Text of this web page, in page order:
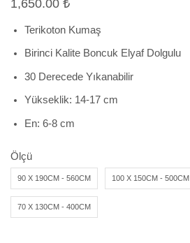
1,650.00 ₺
Terikoton Kumaş
Birinci Kalite Boncuk Elyaf Dolgulu
30 Derecede Yıkanabilir
Yükseklik: 14-17 cm
En: 6-8 cm
Ölçü
90 X 190CM - 560CM 100 X 150CM - 500CM
70 X 130CM - 400CM